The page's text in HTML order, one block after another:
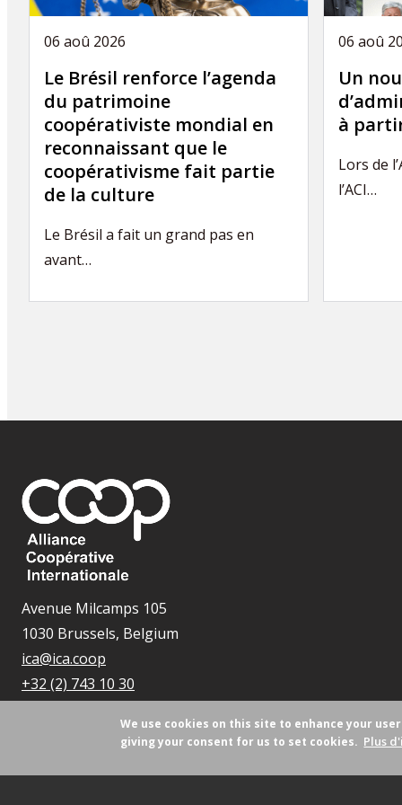
06 aoû 2026
Le Brésil renforce l’agenda
du patrimoine
coopérativiste mondial en
reconnaissant que le
coopérativisme fait partie
de la culture
Le Brésil a fait un grand pas en
avant…
06 aoû
Un
à
Lors de
l’ACI…
Avenue Milcamps 105
1030 Brussels, Belgium
ica@ica.coop
+32 (2) 743 10 30
We use cookies on this site to enhance your
giving your consent for us to set cookies. Plus